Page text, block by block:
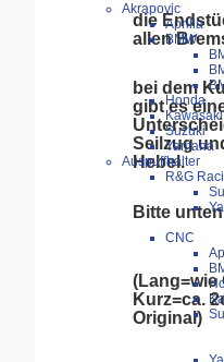
Akrapovic
Aprilia
BMW
Honda
Kawasaki
Suzuki
Yamaha
Auspuffhalter
R&G
CNC
die
allen
bei dem
gibt es
Seilzug
Hebel.
Bitte
(Lang=wie
Kurz=ca.
Original)